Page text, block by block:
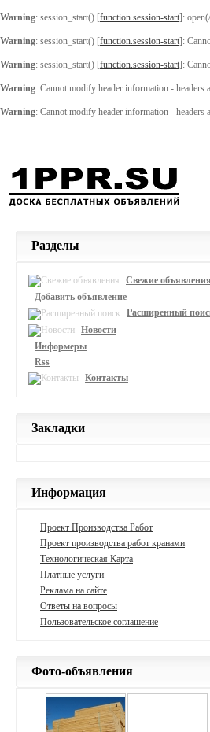
Warning: session_start() [function.session-start]:
Warning: session_start() [function.session-start]:
Warning: session_start() [function.session-start]:
Warning: Cannot modify header information - headers
Warning: Cannot modify header information - headers
Разделы
Свежие объявления
Добавить объявление
Расширенный
Новости
Информеры
Rss
Контакты
Закладки
Информация
Проект Производства Работ
Проект производства работ кранами
Технологическая Карта
Платные услуги
Реклама на сайте
Ответы на вопросы
Пользовательское соглашение
Фото-объявления